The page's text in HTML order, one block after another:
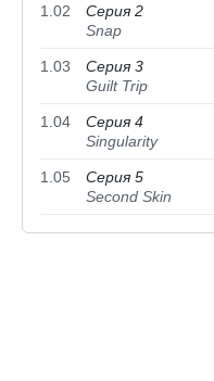
1.02
Серия 2
Snap
1.03
Серия 3
Guilt Trip
1.04
Серия 4
Singularity
1.05
Серия 5
Second Skin